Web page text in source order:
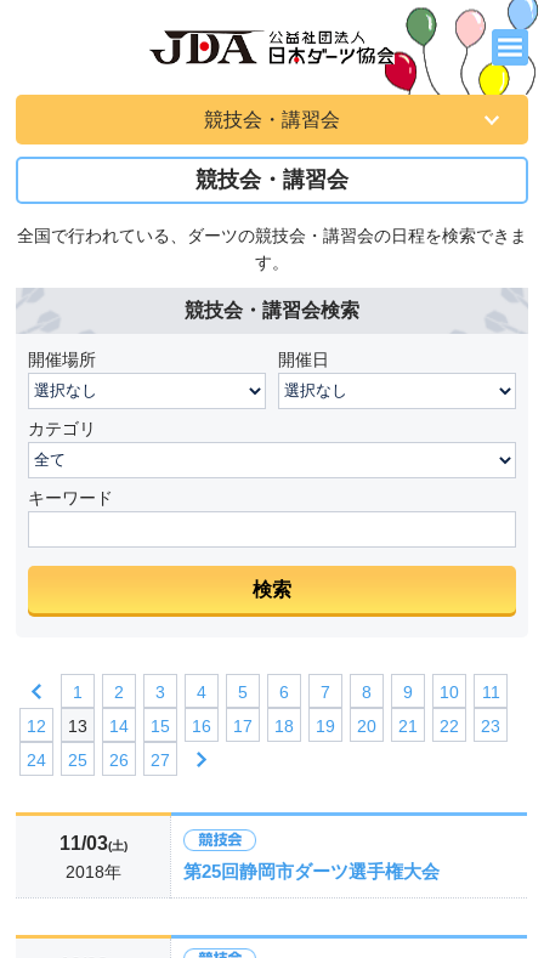
競技会・講習会
競技会・講習会
全国で行われている、ダーツの競技会・講習会の日程を検索できま
す。
競技会・講習会検索
開催場所 開催日
カテゴリ
キーワード
1 2 3 4 5 6 7 8 9 10
11
12
13 14 15 16 17 18 19 20 21 22
23
24
25 26 27
11/03(土)
2018年 第25回静岡市ダーツ選手権大会